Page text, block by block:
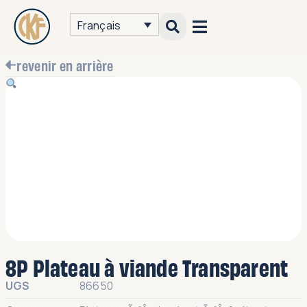
Français
revenir en arrière
8P Plateau à viande Transparent
UGS
86650